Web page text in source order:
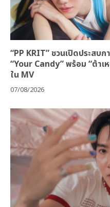
“PP KRIT” ชวนเปิดประสบ
“Your Candy” พร้อม “ต้าเ
ใน MV
07/08/2026